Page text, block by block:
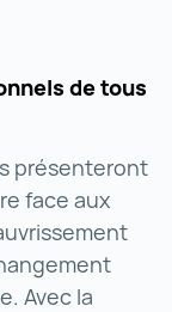
de tous
présenteront
face aux
Avec la